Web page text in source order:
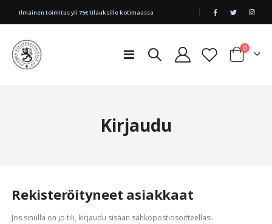
|
Ilmainen toimitus yli 75€ tilauksille kotimaassa
Toggle
Cart
0tuotetta
Kirjaudu
Rekisteröityneet asiakkaat
Jos sinulla on jo tili, kirjaudu sisään sähköpostiosoitteellasi.